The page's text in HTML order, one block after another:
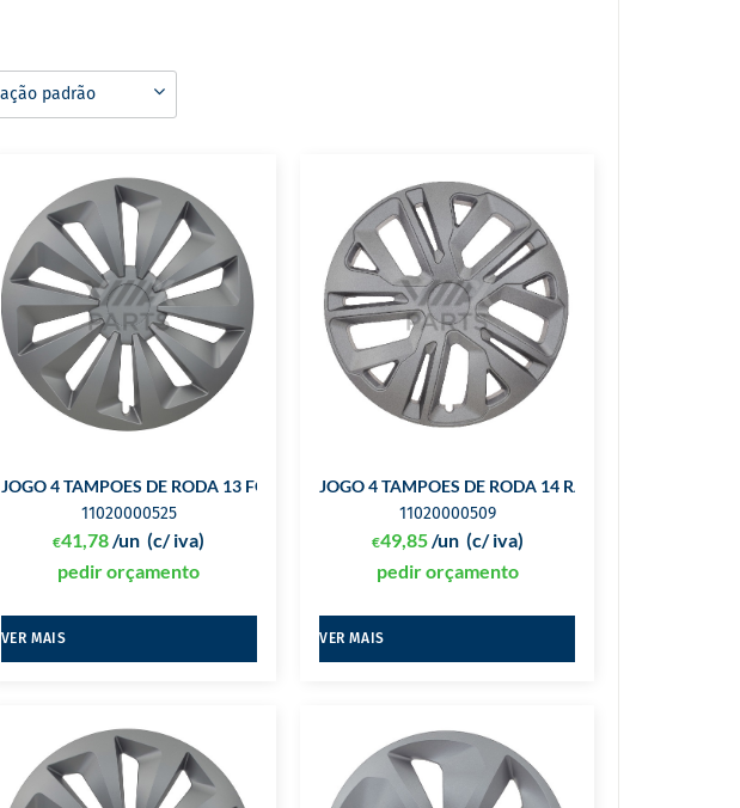
JOGO 4 TAMPOES DE RODA 13 FOX
11020000525
€41,78 (c/ iva)
/un
pedir orçamento
VER MAIS
JOGO 4 TAMPOES DE RODA 14 RAVEN
11020000509
€49,85 (c/ iva)
/un
pedir orçamento
VER MAIS